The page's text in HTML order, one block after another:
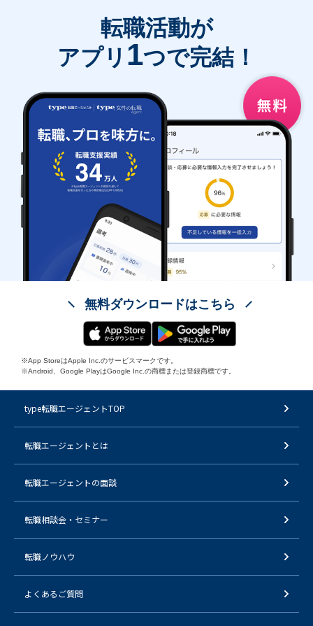
転職活動が
アプリ 1つで完結！
無料ダウンロードはこちら
※App StoreはApple Inc.のサービスマークです。
※Android、Google PlayはGoogle Inc.の商標または登録商標です。
type転職エージェントTOP
転職エージェントとは
転職エージェントの面談
転職相談会・セミナー
転職ノウハウ
よくあるご質問